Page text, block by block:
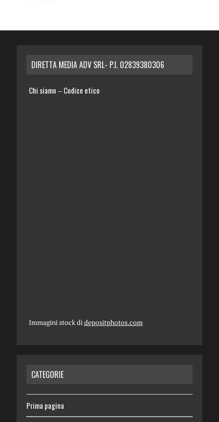
DIRETTA MEDIA ADV SRL- P.I. 02839380306
Chi siamo – Codice etico
Immagini stock didepositphotos.com
CATEGORIE
Prima pagina